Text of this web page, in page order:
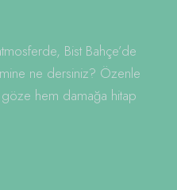
Bist Bahçe’de
ne dersiniz? Özenle
göze hem damağa hitap